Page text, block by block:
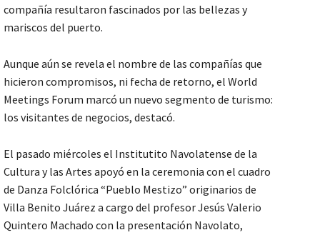
compañía resultaron fascinados por las bellezas y
mariscos del puerto.
Aunque aún se revela el nombre de las compañías que
hicieron compromisos, ni fecha de retorno, el World
Meetings Forum marcó un nuevo segmento de turismo:
los visitantes de negocios, destacó.
El pasado miércoles el Institutito Navolatense de la
Cultura y las Artes apoyó en la ceremonia con el cuadro
de Danza Folclórica “Pueblo Mestizo” originarios de
Villa Benito Juárez a cargo del profesor Jesús Valerio
Quintero Machado con la presentación Navolato,